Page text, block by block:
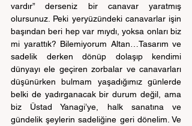
vardır” derseniz bir canavar yaratmış
olursunuz. Peki yeryüzündeki canavarlar işin
başından beri hep var mıydı, yoksa onları biz
mi yarattık? Bilemiyorum Altan…Tasarım ve
sadelik derken dönüp dolaşıp kendimi
dünyayı ele geçiren zorbalar ve canavarları
düşünürken bulmam yaşadığımız günlerde
belki de yadırganacak bir durum değil, ama
biz Üstad Yanagi’ye, halk sanatına ve
gündelik şeylerin sadeliğine geri dönelim. Ve